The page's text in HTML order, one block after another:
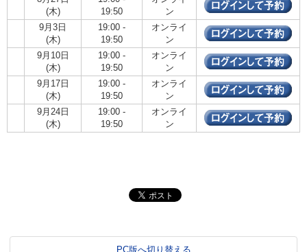
(木)
19:50
ン
9月3日
(木)
19:00 -
19:50
オンライ
ン
9月10日
(木)
19:00 -
19:50
オンライ
ン
9月17日
(木)
19:00 -
19:50
オンライ
ン
9月24日
(木)
19:00 -
19:50
オンライ
ン
PC版へ切り替える